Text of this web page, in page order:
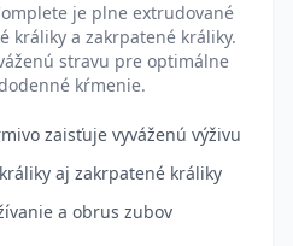
je plne extrudované
králiky a zakrpatené králiky.
stravu pre optimálne
kŕmenie.
zaisťuje vyváženú výživu
aj zakrpatené králiky
a obrus zubov